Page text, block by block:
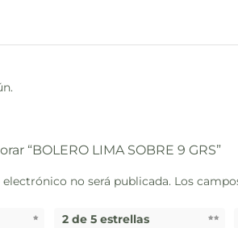
“BOLERO LIMA SOBRE 9 GRS”
no será publicada. Los
2 de 5 estrellas